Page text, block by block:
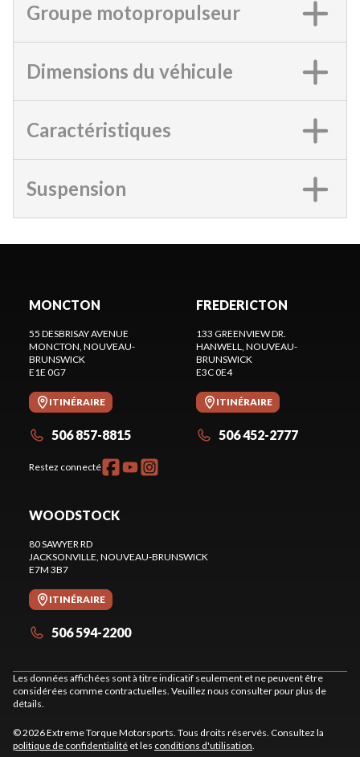
Groupe motopropulseur
Dimensions du véhicule
Caractéristiques
Suspension
MONCTON
55 DESBRISAY AVENUE
MONCTON, NOUVEAU-
BRUNSWICK
E1E 0G7
ITINÉRAIRE
506 857-8815
Restez connecté
FREDERICTON
133 GREENVIEW DR.
HANWELL, NOUVEAU-
BRUNSWICK
E3C 0E4
ITINÉRAIRE
506 452-2777
WOODSTOCK
80 SAWYER RD
JACKSONVILLE, NOUVEAU-BRUNSWICK
E7M 3B7
ITINÉRAIRE
506 594-2200
Les données affichées sont à titre indicatif seulement et ne peuvent être
considérées comme contractuelles. Veuillez nous consulter pour plus de
détails.
© 2026 Extreme Torque Motorsports. Tous droits réservés. Consultez la
politique de confidentialité et les conditions d'utilisation.